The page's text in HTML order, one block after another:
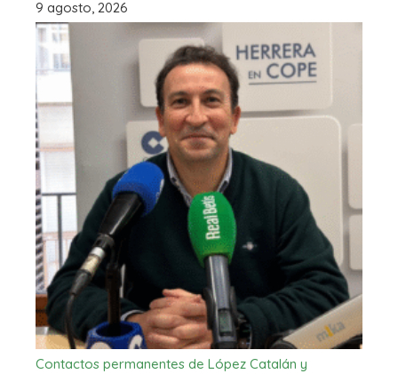
9 agosto, 2026
Contactos permanentes de López Catalán y